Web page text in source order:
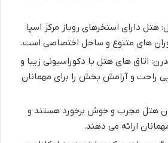
هتل دارای استخرهای روباز مرکز اسپا
های متنوع و ساحل اختصاصی است.
اتاق های هتل با دکوراسیونی زیبا و
راحت و آرامش بخش را برای مهمانان
هتل مجرب و خوش برخورد هستند و
ارائه می دهند.